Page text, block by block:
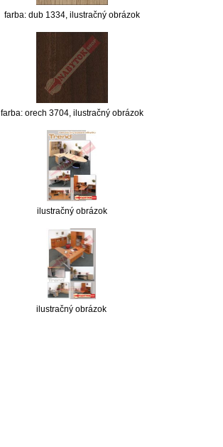
farba: dub 1334, ilustračný obrázok
farba: orech 3704, ilustračný obrázok
ilustračný obrázok
ilustračný obrázok